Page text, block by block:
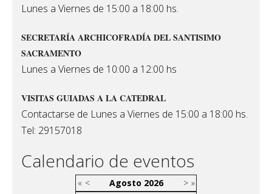
Lunes a Viernes de 15:00 a 18:00 hs.
SECRETARÍA ARCHICOFRADÍA DEL SANTISIMO
SACRAMENTO
Lunes a Viernes de 10:00 a 12:00 hs
VISITAS GUIADAS A LA CATEDRAL
Contactarse de Lunes a Viernes de 15:00 a 18:00 hs.
Tel: 29157018
Calendario de eventos
« < Agosto 2026 > »